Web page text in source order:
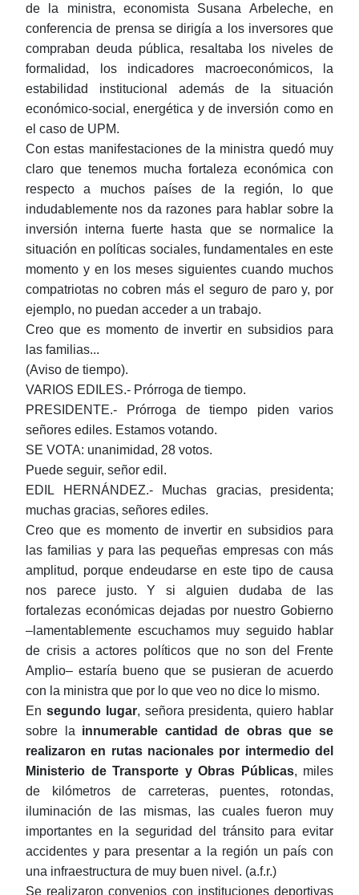
de la ministra, economista Susana Arbeleche, en
conferencia de prensa se dirigía a los inversores que
compraban deuda pública, resaltaba los niveles de
formalidad, los indicadores macroeconómicos, la
estabilidad institucional además de la situación
económico-social, energética y de inversión como en
el caso de UPM.
Con estas manifestaciones de la ministra quedó muy
claro que tenemos mucha fortaleza económica con
respecto a muchos países de la región, lo que
indudablemente nos da razones para hablar sobre la
inversión interna fuerte hasta que se normalice la
situación en políticas sociales, fundamentales en este
momento y en los meses siguientes cuando muchos
compatriotas no cobren más el seguro de paro y, por
ejemplo, no puedan acceder a un trabajo.
Creo que es momento de invertir en subsidios para
las familias...
(Aviso de tiempo).
VARIOS EDILES.- Prórroga de tiempo.
PRESIDENTE.- Prórroga de tiempo piden varios
señores ediles. Estamos votando.
SE VOTA: unanimidad, 28 votos.
Puede seguir, señor edil.
EDIL HERNÁNDEZ.- Muchas gracias, presidenta;
muchas gracias, señores ediles.
Creo que es momento de invertir en subsidios para
las familias y para las pequeñas empresas con más
amplitud, porque endeudarse en este tipo de causa
nos parece justo. Y si alguien dudaba de las
fortalezas económicas dejadas por nuestro Gobierno
‒lamentablemente escuchamos muy seguido hablar
de crisis a actores políticos que no son del Frente
Amplio‒ estaría bueno que se pusieran de acuerdo
con la ministra que por lo que veo no dice lo mismo.
En segundo lugar, señora presidenta, quiero hablar
sobre la innumerable cantidad de obras que se
realizaron en rutas nacionales por intermedio del
Ministerio de Transporte y Obras Públicas, miles
de kilómetros de carreteras, puentes, rotondas,
iluminación de las mismas, las cuales fueron muy
importantes en la seguridad del tránsito para evitar
accidentes y para presentar a la región un país con
una infraestructura de muy buen nivel. (a.f.r.)
Se realizaron convenios con instituciones deportivas